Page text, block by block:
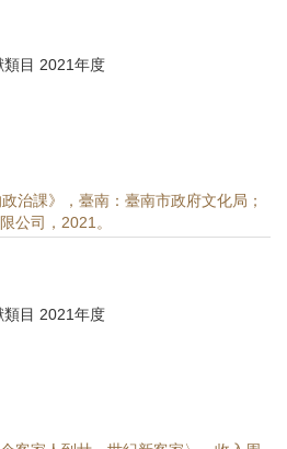
類目 2021年度
治課》，臺南：臺南市政府文化局；
公司，2021。
類目 2021年度